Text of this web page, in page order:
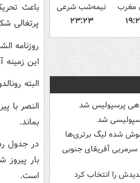
مغرب
نیمه‌شب شرعی
۲۳:۲۳
پرسپولیس شد
شد
شده لیگ برتری‌ها
آفریقای جنوبی
را انتخاب کرد
باعث
پرتغالی
روزنامه
این زمینه
البته
بماند.
بار
است.